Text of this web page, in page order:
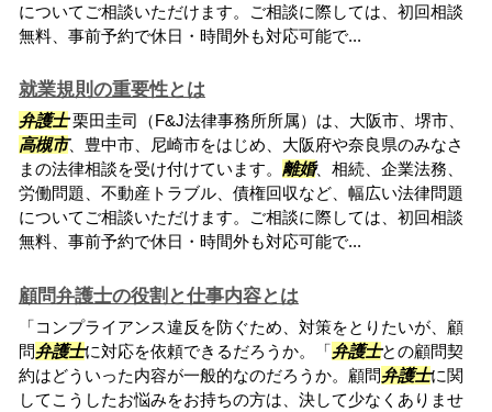
についてご相談いただけます。ご相談に際しては、初回相談
無料、事前予約で休日・時間外も対応可能で...
就業規則の重要性とは
弁護士栗田圭司（F&J法律事務所所属）は、大阪市、堺市、
高槻市、豊中市、尼崎市をはじめ、大阪府や奈良県のみなさ
まの法律相談を受け付けています。 離婚、相続、企業法務、
労働問題、不動産トラブル、債権回収など、幅広い法律問題
についてご相談いただけます。ご相談に際しては、初回相談
無料、事前予約で休日・時間外も対応可能で...
顧問弁護士の役割と仕事内容とは
「コンプライアンス違反を防ぐため、対策をとりたいが、顧
問弁護士に対応を依頼できるだろうか。「弁護士との顧問契
約はどういった内容が一般的なのだろうか。顧問弁護士に関
してこうしたお悩みをお持ちの方は、決して少なくありませ